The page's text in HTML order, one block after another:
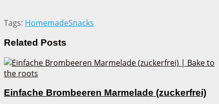
Tags: HomemadeSnacks
Related Posts
Einfache Brombeeren Marmelade (zuckerfrei)